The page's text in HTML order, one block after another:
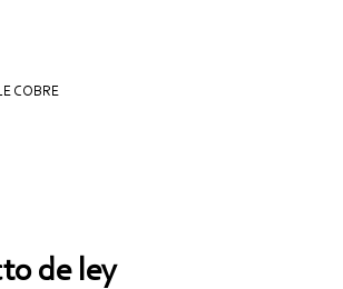
COBRE
de ley